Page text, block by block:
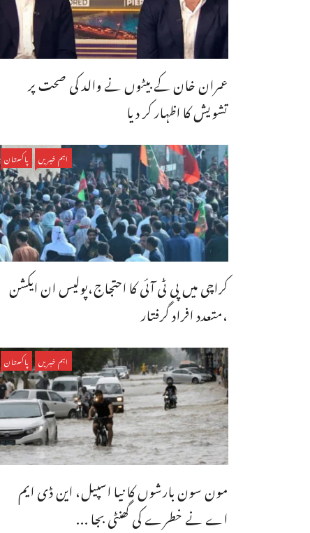
عمران خان کے بیٹوں نے والد کی صحت پر
تشویش کا اظہار کر دیا
اہم خبریں پاکستان
کراچی میں پی ٹی آئی کا احتجاج،پولیس ان ایکشن
،متعدد افراد گرفتار
اہم خبریں پاکستان
مون سون بارشوں کا نیا اسپیل، این ڈی ایم
اے نے خطرے کی گھنٹی بجا ...